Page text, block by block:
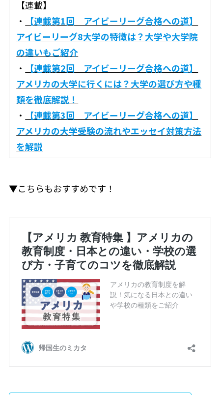
【連載】
・
【連載第1回 アイビーリーグ合格への道】
アイビーリーグ8大学の特徴は？大学や大学院
の違いもご紹介
・
【連載第2回 アイビーリーグ合格への道】
アメリカの大学に行くには？大学の選び方や種
類を徹底解説！
・
【連載第3回 アイビーリーグ合格への道】
アメリカの大学受験の流れやエッセイ対策方法
を解説
▼こちらもおすすめです！